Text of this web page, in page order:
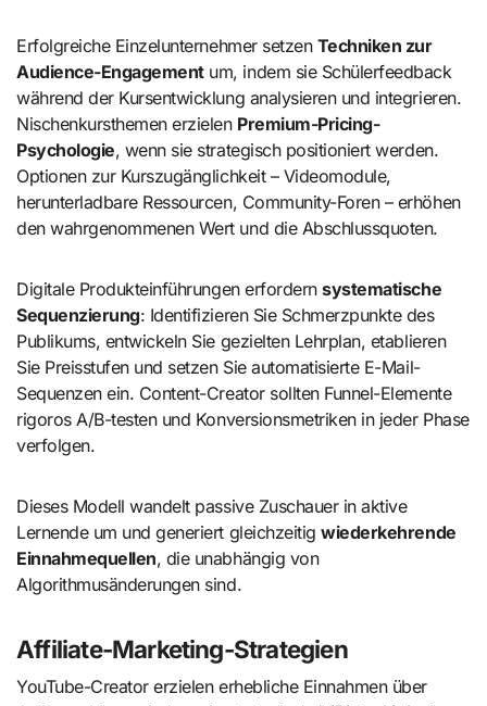
Erfolgreiche Einzelunternehmer setzen Techniken zur
Audience-Engagementum, indem sie Schülerfeedback
während der Kursentwicklung analysieren und integrieren.
Nischenkursthemen erzielen Premium-Pricing-
Psychologie, wenn sie strategisch positioniert werden.
Optionen zur Kurszugänglichkeit – Videomodule,
herunterladbare Ressourcen, Community-Foren – erhöhen
den wahrgenommenen Wert und die Abschlussquoten.
Digitale Produkteinführungen erfordernsystematische
Sequenzierung: Identifizieren Sie Schmerzpunkte des
Publikums, entwickeln Sie gezielten Lehrplan, etablieren
Sie Preisstufen und setzen Sie automatisierte E-Mail-
Sequenzen ein. Content-Creator sollten Funnel-Elemente
rigoros A/B-testen und Konversionsmetriken in jeder Phase
verfolgen.
Dieses Modell wandelt passive Zuschauer in aktive
Lernende um und generiert gleichzeitigwiederkehrende
Einnahmequellen, die unabhängig von
Algorithmusänderungen sind.
Affiliate-Marketing-Strategien
YouTube-Creator erzielen erhebliche Einnahmen über